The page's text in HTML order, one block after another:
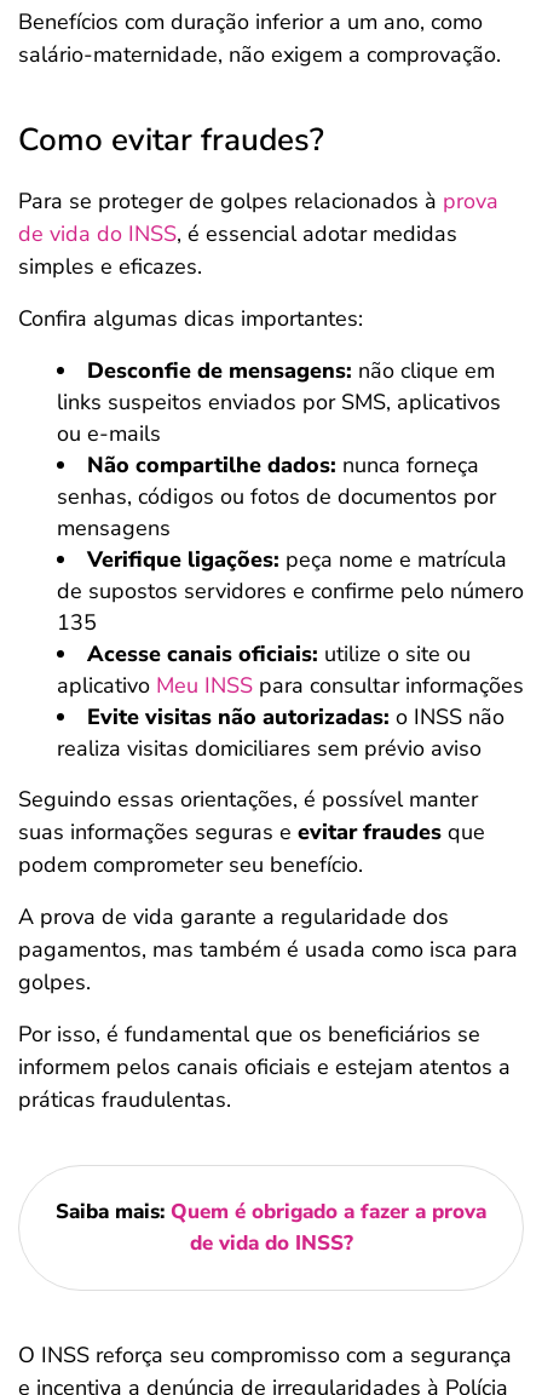
Benefícios com duração inferior a um ano, como
salário-maternidade, não exigem a comprovação.
Como evitar fraudes?
Para se proteger de golpes relacionados à prova
de vida do INSS, é essencial adotar medidas
simples e eficazes.
Confira algumas dicas importantes:
Desconfie de mensagens: não clique em
links suspeitos enviados por SMS, aplicativos
ou e-mails
Não compartilhe dados: nunca forneça
senhas, códigos ou fotos de documentos por
mensagens
Verifique ligações: peça nome e matrícula
de supostos servidores e confirme pelo número
135
Acesse canais oficiais: utilize o site ou
aplicativo Meu INSS para consultar informações
Evite visitas não autorizadas: o INSS não
realiza visitas domiciliares sem prévio aviso
Seguindo essas orientações, é possível manter
suas informações seguras e evitar fraudes que
podem comprometer seu benefício.
A prova de vida garante a regularidade dos
pagamentos, mas também é usada como isca para
golpes.
Por isso, é fundamental que os beneficiários se
informem pelos canais oficiais e estejam atentos a
práticas fraudulentas.
Saiba mais: Quem é obrigado a fazer a prova
de vida do INSS?
O INSS reforça seu compromisso com a segurança
e incentiva a denúncia de irregularidades à Polícia